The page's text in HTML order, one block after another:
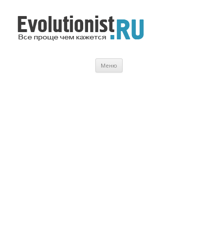
Evolutionist.ru
Все проще чем кажется…
Меню